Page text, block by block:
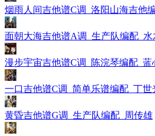
烟雨人间吉他谱C调_洛阳山海吉他
面朝大海吉他谱A调_生产队编配_水
漫步宇宙吉他谱C调_陈浣琴编配_蓝
一口吉他谱C调_简单乐谱编配_丁世
黄昏吉他谱G调_生产队编配_周传雄